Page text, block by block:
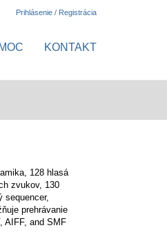
Prihlásenie / Registrácia
KONTAKT
128 hlasá
zvukov, 130
sequencer,
prehrávanie
AIFF, and SMF